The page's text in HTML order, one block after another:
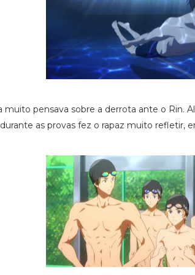
muito pensava sobre a derrota ante o Rin.
as provas fez o rapaz muito refletir,